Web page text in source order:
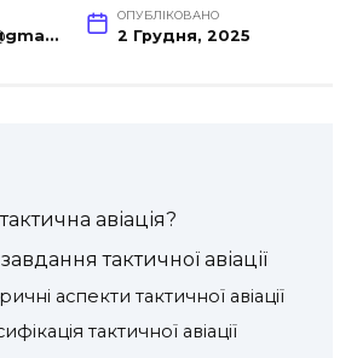
webseoupukr@gmail.com
ОПУБЛІКОВАНО
2 Грудня, 2025
авіація?
тактичної авіації
аспекти тактичної авіації
тактичної авіації